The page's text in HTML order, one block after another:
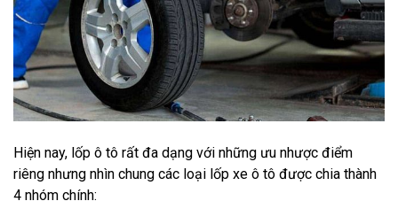
Hiện nay, lốp ô tô rất đa dạng với những ưu nhược điểm
riêng nhưng nhìn chung các loại lốp xe ô tô được chia thành
4 nhóm chính: